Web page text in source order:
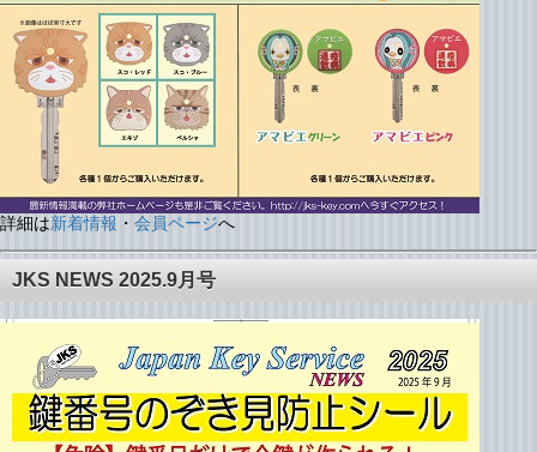
詳細は新着情報 ・ 会員ページへ
JKS NEWS 2025.9月号